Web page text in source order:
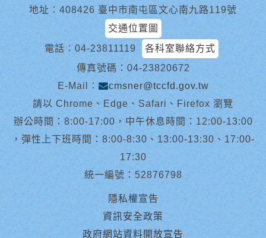
地址︰408426 臺中市南屯區文心南九路119號
交通位置圖
電話︰ 04-23811119
各科室聯絡方式
傳真號碼：04-23820672
E-Mail︰
cmsner@tccfd.gov.tw
請以 Chrome、Edge、Safari、Firefox 瀏覽
辦公時間：8:00-17:00，中午休息時間：12:00-13:00
，彈性上下班時間：8:00-8:30、13:00-13:30、17:00-
17:30
統一編號：52876798
隱私權宣告
資訊安全政策
政府網站資料開放宣告